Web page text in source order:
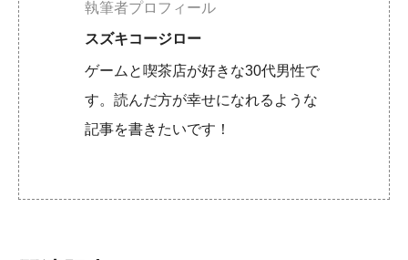
執筆者プロフィール
スズキコージロー
ゲームと喫茶店が好きな30代男性で
す。読んだ方が幸せになれるような
記事を書きたいです！